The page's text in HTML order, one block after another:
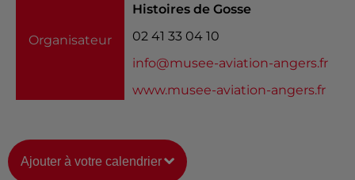
Organisateur
Histoires de Gosse
02 41 33 04 10
info@musee-aviation-angers.fr
www.musee-aviation-angers.fr
Ajouter à votre calendrier